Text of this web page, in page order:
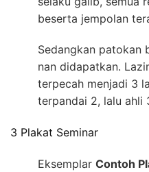
beserta jempolan
Sedangkan patokan
nan didapatkan.
terpecah menjadi 3
terpandai 2, lalu ahli
3 Plakat Seminar
Eksemplar Contoh